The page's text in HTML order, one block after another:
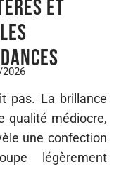
et
pas. La brillance
qualité médiocre,
une confection
légèrement